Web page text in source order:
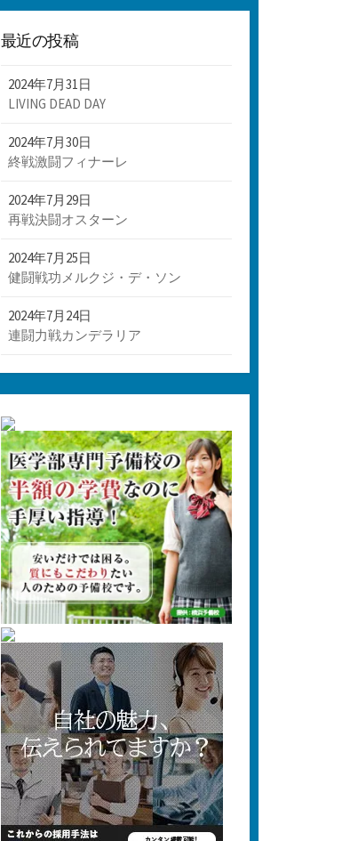
最近の投稿
2024年7月31日
LIVING DEAD DAY
2024年7月30日
終戦激闘フィナーレ
2024年7月29日
再戦決闘オスターン
2024年7月25日
健闘戦功メルクジ・デ・ソン
2024年7月24日
連闘力戦カンデラリア